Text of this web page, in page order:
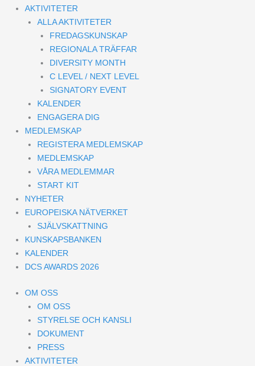
AKTIVITETER
ALLA AKTIVITETER
FREDAGSKUNSKAP
REGIONALA TRÄFFAR
DIVERSITY MONTH
C LEVEL / NEXT LEVEL
SIGNATORY EVENT
KALENDER
ENGAGERA DIG
MEDLEMSKAP
REGISTERA MEDLEMSKAP
MEDLEMSKAP
VÅRA MEDLEMMAR
START KIT
NYHETER
EUROPEISKA NÄTVERKET
SJÄLVSKATTNING
KUNSKAPSBANKEN
KALENDER
DCS AWARDS 2026
OM OSS
OM OSS
STYRELSE OCH KANSLI
DOKUMENT
PRESS
AKTIVITETER